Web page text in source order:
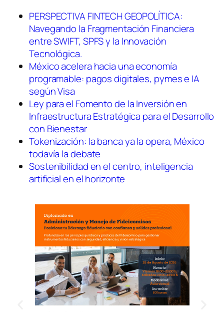
PERSPECTIVA FINTECH GEOPOLÍTICA:
Navegando la Fragmentación Financiera
entre SWIFT, SPFS y la Innovación
Tecnológica.
México acelera hacia una economía
programable: pagos digitales, pymes e IA
según Visa
Ley para el Fomento de la Inversión en
Infraestructura Estratégica para el Desarrollo
con Bienestar
Tokenización: la banca ya la opera, México
todavía la debate
Sostenibilidad en el centro, inteligencia
artificial en el horizonte